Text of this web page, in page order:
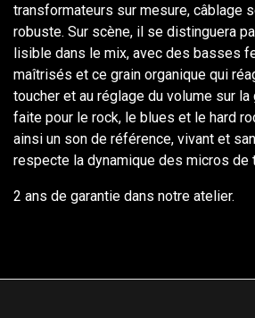
transformateurs sur mesure, câblage
robuste. Sur scène, il se distinguera
lisible dans le mix, avec des basses
maîtrisés et ce grain organique qui
toucher et au réglage du volume sur
faite pour le rock, le blues et le hard
ainsi un son de référence, vivant et
respecte la dynamique des micros de
2 ans de garantie dans notre atelier.